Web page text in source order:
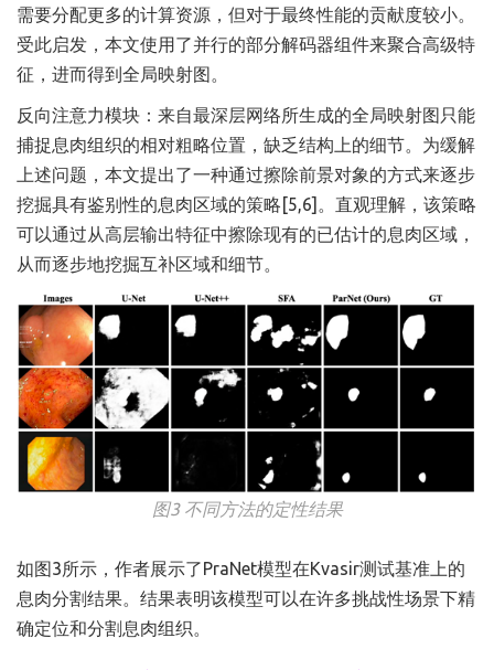
需要分配更多的计算资源，但对于最终性能的贡献度较小。
受此启发，本文使用了并行的部分解码器组件来聚合高级特
征，进而得到全局映射图。
反向注意力模块：来自最深层网络所生成的全局映射图只能
捕捉息肉组织的相对粗略位置，缺乏结构上的细节。为缓解
上述问题，本文提出了一种通过擦除前景对象的方式来逐步
挖掘具有鉴别性的息肉区域的策略[5,6]。直观理解，该策略
可以通过从高层输出特征中擦除现有的已估计的息肉区域，
从而逐步地挖掘互补区域和细节。
图3 不同方法的定性结果
如图3所示，作者展示了PraNet模型在Kvasir测试基准上的
息肉分割结果。结果表明该模型可以在许多挑战性场景下精
确定位和分割息肉组织。